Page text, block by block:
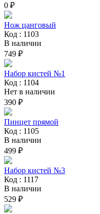
0 ₽
Нож цанговый
Код : 1103
В наличии
749 ₽
Набор кистей №1
Код : 1104
Нет в наличии
390 ₽
Пинцет прямой
Код : 1105
В наличии
499 ₽
Набор кистей №3
Код : 1117
В наличии
529 ₽